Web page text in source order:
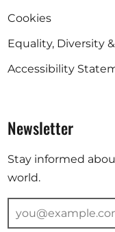
Cookies
Equality, Diversity
Accessibility
Newsletter
Stay informed
world.